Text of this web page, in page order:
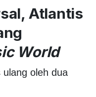
Atlantis
World
ulang oleh dua